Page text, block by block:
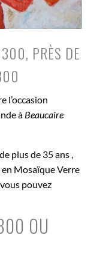
PRÈS DE
l’occasion
à Beaucaire
plus de 35 ans ,
Mosaïque Verre
pouvez
OU